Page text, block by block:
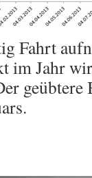
Fahrt
im Jahr